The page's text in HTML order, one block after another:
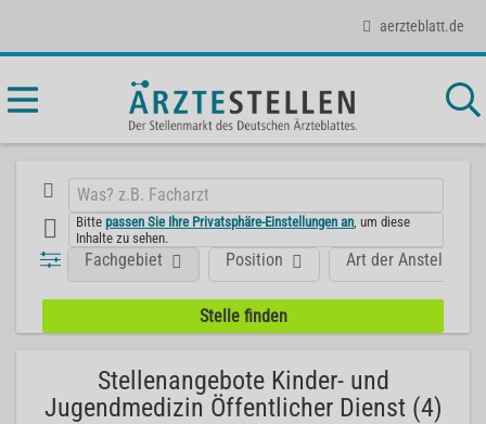
aerzteblatt.de
Bittepassen Sie Ihre Privatsphäre-Einstellungen an , um diese
Inhalte zu sehen.
Position
Fachgebiet Art der Anstellung
Stellenangebote Kinder- und
Jugendmedizin Öffentlicher Dienst (4)